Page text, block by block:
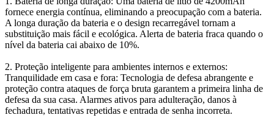
fornece energia contínua, eliminando a preocupação com a bateria.
A longa duração da bateria e o design recarregável tornam a
substituição mais fácil e ecológica. Alerta de bateria fraca quando o
nível da bateria cai abaixo de 10%.
2. Proteção inteligente para ambientes internos e externos:
Tranquilidade em casa e fora: Tecnologia de defesa abrangente e
proteção contra ataques de força bruta garantem a primeira linha de
defesa da sua casa. Alarmes ativos para adulteração, danos à
fechadura, tentativas repetidas e entrada de senha incorreta.